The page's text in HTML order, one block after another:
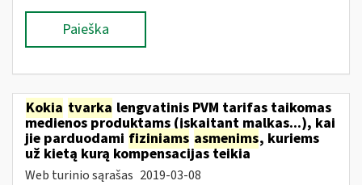
Paieška
Kokia tvarka lengvatinis PVM tarifas taikomas
medienos produktams (įskaitant malkas...), kai
jie parduodami fiziniams asmenims, kuriems
už kietą kurą kompensacijas teikia
Web turinio sąrašas 2019-03-08